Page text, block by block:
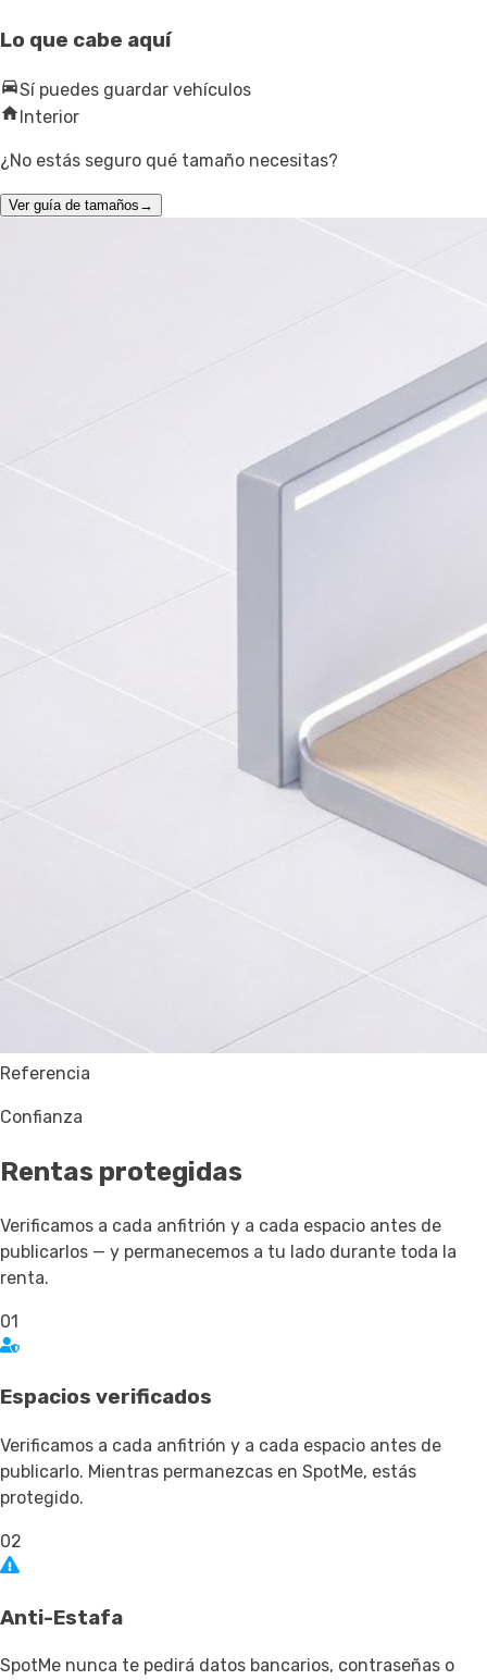
Lo que cabe aquí
Sí puedes guardar vehículos
Interior
¿No estás seguro qué tamaño necesitas?
Ver guía de tamaños →
Referencia
Confianza
Rentas protegidas
Verificamos a cada anfitrión y a cada espacio antes de
publicarlos — y permanecemos a tu lado durante toda la
renta.
01
Espacios verificados
Verificamos a cada anfitrión y a cada espacio antes de
publicarlo. Mientras permanezcas en SpotMe, estás
protegido.
02
Anti-Estafa
SpotMe nunca te pedirá datos bancarios, contraseñas o